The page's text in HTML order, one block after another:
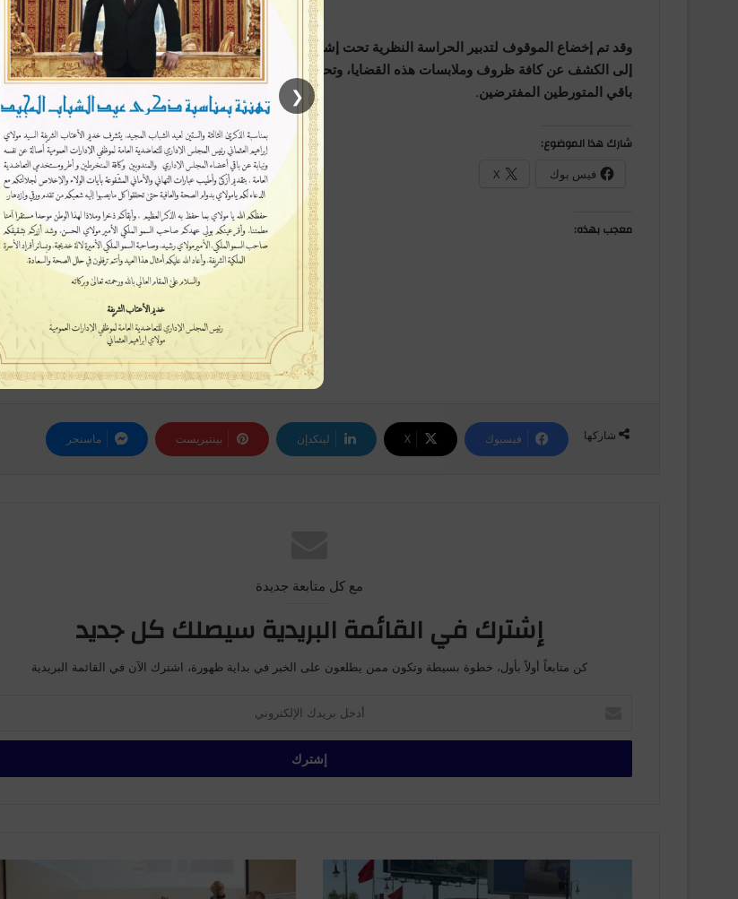
وقد تم إخضاع الموقوف لتدبير الحراسة النظرية تحت إشراف النيابة العامة المختصة في إطار البحث القضائي الرامي
إلى الكشف عن كافة ظروف وملابسات هذه القضايا، وتحديد الامتدادات المحتملة لهذه الشبكات الإجرامية وكذا توقيف
باقي المتورطين المفترضين.
شارك هذا الموضوع:
فيس بوك X
معجب بهذه:
إتبعنا
شاركها فيسبوك ‫X لينكدإن بينتيريست ماسنجر
مع كل متابعة جديدة
إشترك في القائمة البريدية سيصلك كل جديد
كن متابعاً أولاً بأول، خطوة بسيطة وتكون ممن يطلعون على الخبر في بداية ظهورة، اشترك الآن في القائمة البريدية
خ
ب
❮